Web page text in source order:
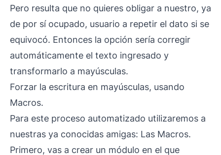
Pero resulta que no quieres obligar a nuestro, ya
de por sí ocupado, usuario a repetir el dato si se
equivocó. Entonces la opción sería corregir
automáticamente el texto ingresado y
transformarlo a mayúsculas.
Forzar la escritura en mayúsculas, usando
Macros.
Para este proceso automatizado utilizaremos a
nuestras ya conocidas amigas: Las Macros.
Primero, vas a crear un módulo en el que